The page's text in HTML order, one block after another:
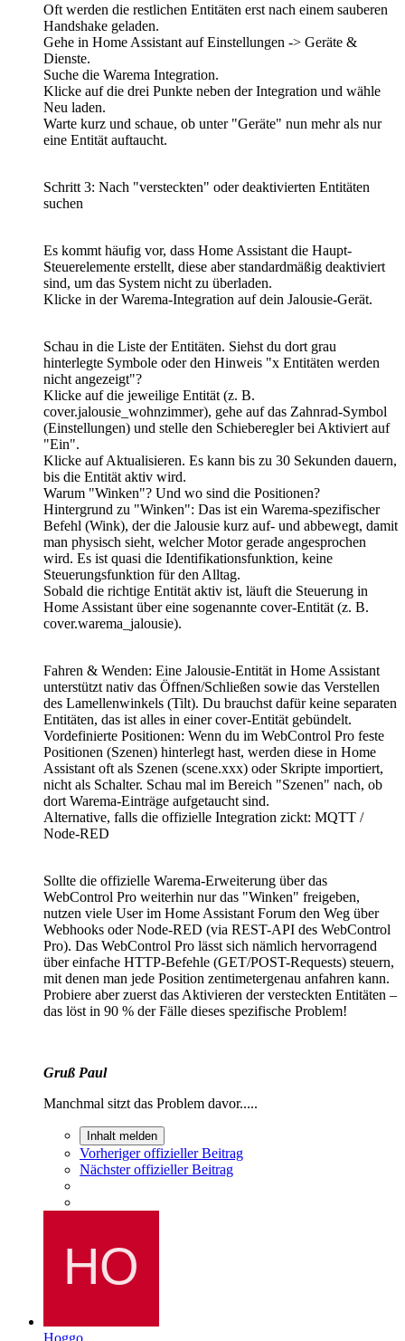
Oft werden die restlichen Entitäten erst nach einem sauberen
Handshake geladen.
Gehe in Home Assistant auf Einstellungen -> Geräte &
Dienste.
Suche die Warema Integration.
Klicke auf die drei Punkte neben der Integration und wähle
Neu laden.
Warte kurz und schaue, ob unter "Geräte" nun mehr als nur
eine Entität auftaucht.
Schritt 3: Nach "versteckten" oder deaktivierten Entitäten
suchen
Es kommt häufig vor, dass Home Assistant die Haupt-
Steuerelemente erstellt, diese aber standardmäßig deaktiviert
sind, um das System nicht zu überladen.
Klicke in der Warema-Integration auf dein Jalousie-Gerät.
Schau in die Liste der Entitäten. Siehst du dort grau
hinterlegte Symbole oder den Hinweis "x Entitäten werden
nicht angezeigt"?
Klicke auf die jeweilige Entität (z. B.
cover.jalousie_wohnzimmer), gehe auf das Zahnrad-Symbol
(Einstellungen) und stelle den Schieberegler bei Aktiviert auf
"Ein".
Klicke auf Aktualisieren. Es kann bis zu 30 Sekunden dauern,
bis die Entität aktiv wird.
Warum "Winken"? Und wo sind die Positionen?
Hintergrund zu "Winken": Das ist ein Warema-spezifischer
Befehl (Wink), der die Jalousie kurz auf- und abbewegt, damit
man physisch sieht, welcher Motor gerade angesprochen
wird. Es ist quasi die Identifikationsfunktion, keine
Steuerungsfunktion für den Alltag.
Sobald die richtige Entität aktiv ist, läuft die Steuerung in
Home Assistant über eine sogenannte cover-Entität (z. B.
cover.warema_jalousie).
Fahren & Wenden: Eine Jalousie-Entität in Home Assistant
unterstützt nativ das Öffnen/Schließen sowie das Verstellen
des Lamellenwinkels (Tilt). Du brauchst dafür keine separaten
Entitäten, das ist alles in einer cover-Entität gebündelt.
Vordefinierte Positionen: Wenn du im WebControl Pro feste
Positionen (Szenen) hinterlegt hast, werden diese in Home
Assistant oft als Szenen (scene.xxx) oder Skripte importiert,
nicht als Schalter. Schau mal im Bereich "Szenen" nach, ob
dort Warema-Einträge aufgetaucht sind.
Alternative, falls die offizielle Integration zickt: MQTT /
Node-RED
Sollte die offizielle Warema-Erweiterung über das
WebControl Pro weiterhin nur das "Winken" freigeben,
nutzen viele User im Home Assistant Forum den Weg über
Webhooks oder Node-RED (via REST-API des WebControl
Pro). Das WebControl Pro lässt sich nämlich hervorragend
über einfache HTTP-Befehle (GET/POST-Requests) steuern,
mit denen man jede Position zentimetergenau anfahren kann.
Probiere aber zuerst das Aktivieren der versteckten Entitäten –
das löst in 90 % der Fälle dieses spezifische Problem!
Gruß Paul
Manchmal sitzt das Problem davor.....
Inhalt melden
Vorheriger offizieller Beitrag
Nächster offizieller Beitrag
Hoggo